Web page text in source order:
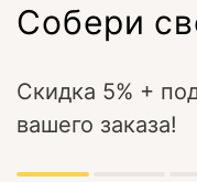
Собери
Скидка 5% +
вашего заказа!